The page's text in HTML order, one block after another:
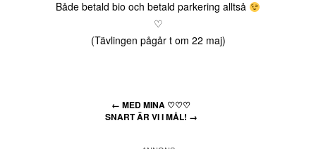
Både betald bio och betald parkering alltså
♡
(Tävlingen pågår t om 22 maj)
← MED MINA ♡♡♡
SNART ÄR VI I MÅL! →